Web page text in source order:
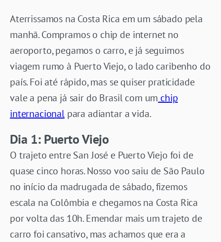
Aterrissamos na Costa Rica em um sábado pela
manhã. Compramos o chip de internet no
aeroporto, pegamos o carro, e já seguimos
viagem rumo à Puerto Viejo, o lado caribenho do
país. Foi até rápido, mas se quiser praticidade
vale a pena já sair do Brasil com um chip
internacionalpara adiantar a vida.
Dia 1: Puerto Viejo
O trajeto entre San José e Puerto Viejo foi de
quase cinco horas. Nosso voo saiu de São Paulo
no início da madrugada de sábado, fizemos
escala na Colômbia e chegamos na Costa Rica
por volta das 10h. Emendar mais um trajeto de
carro foi cansativo, mas achamos que era a